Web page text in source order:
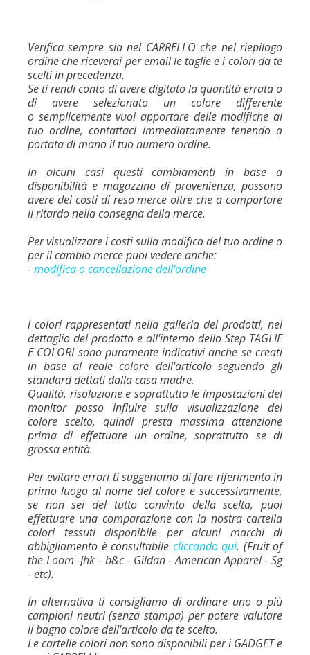
Verifica sempre sia nel CARRELLO che nel riepilogo
ordine che riceverai per email le taglie e i colori da te
scelti in precedenza.
Se ti rendi conto di avere digitato la quantità errata o
di avere selezionato un colore differente
o semplicemente vuoi apportare delle modifiche al
tuo ordine, contattaci immediatamente tenendo a
portata di mano il tuo numero ordine.
In alcuni casi questi cambiamenti in base a
disponibilità e magazzino di provenienza, possono
avere dei costi di reso merce oltre che a comportare
il ritardo nella consegna della merce.
Per visualizzare i costi sulla modifica del tuo ordine o
per il cambio merce puoi vedere anche:
-modifica o cancellazione dell'ordine
i colori rappresentati nella galleria dei prodotti, nel
dettaglio del prodotto e all'interno dello Step TAGLIE
E COLORI sono puramente indicativi anche se creati
in base al reale colore dell'articolo seguendo gli
standard dettati dalla casa madre.
Qualità, risoluzione e soprattutto le impostazioni del
monitor posso influire sulla visualizzazione del
colore scelto, quindi presta massima attenzione
prima di effettuare un ordine, soprattutto se di
grossa entità.
Per evitare errori ti suggeriamo di fare riferimento in
primo luogo al nome del colore e successivamente,
se non sei del tutto convinto della scelta, puoi
effettuare una comparazione con la nostra cartella
colori tessuti disponibile per alcuni marchi di
abbigliamento è consultabile cliccando qui. (Fruit of
the Loom -Jhk - b&c - Gildan - American Apparel - Sg
- etc).
In alternativa ti consigliamo di ordinare uno o più
campioni neutri (senza stampa) per potere valutare
il bagno colore dell'articolo da te scelto.
Le cartelle colori non sono disponibili per i GADGET e